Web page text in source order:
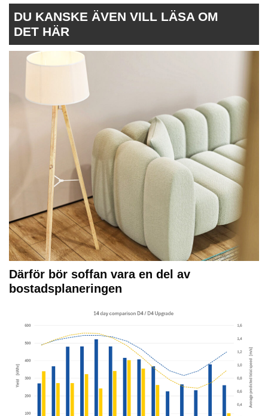
DU KANSKE ÄVEN VILL LÄSA OM
DET HÄR
Därför bör soffan vara en del av
bostadsplaneringen